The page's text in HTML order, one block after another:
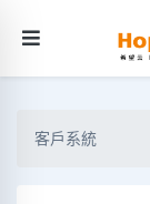
客戶系統